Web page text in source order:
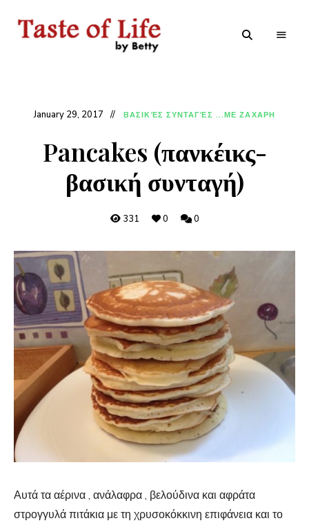
January 29, 2017 BΑΣΙΚΈΣ ΣΥΝΤΑΓΈΣ ...ΜΕ ΖΑΧΑΡΗ
Pancakes (πανκέικς-
βασική συνταγή)
331 0 0
Αυτά τα αέρινα , ανάλαφρα , βελούδινα και αφράτα
στρογγυλά πιτάκια με τη χρυσοκόκκινη επιφάνεια και το